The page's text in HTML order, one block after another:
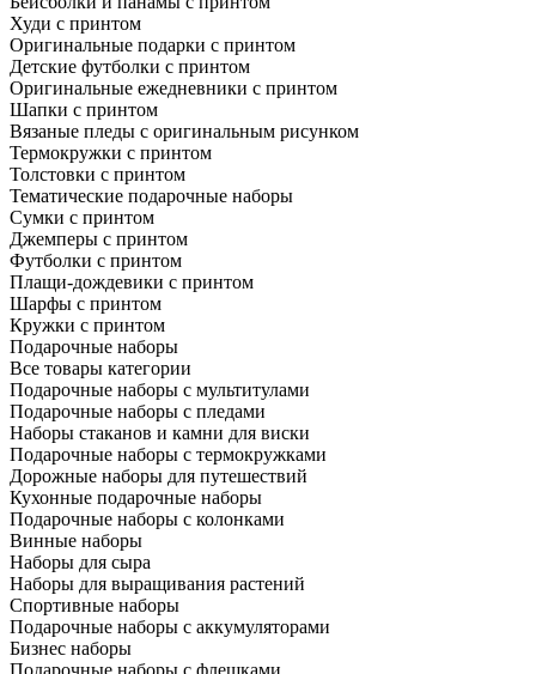
Худи с принтом
Оригинальные подарки с принтом
Детские футболки с принтом
Оригинальные ежедневники с принтом
Шапки с принтом
Вязаные пледы с оригинальным рисунком
Термокружки с принтом
Толстовки с принтом
Тематические подарочные наборы
Сумки с принтом
Джемперы с принтом
Футболки с принтом
Плащи-дождевики с принтом
Шарфы с принтом
Кружки с принтом
Подарочные наборы
Все товары категории
Подарочные наборы с мультитулами
Подарочные наборы с пледами
Наборы стаканов и камни для виски
Подарочные наборы с термокружками
Дорожные наборы для путешествий
Кухонные подарочные наборы
Подарочные наборы с колонками
Винные наборы
Наборы для сыра
Наборы для выращивания растений
Спортивные наборы
Подарочные наборы с аккумуляторами
Бизнес наборы
Подарочные наборы с флешками